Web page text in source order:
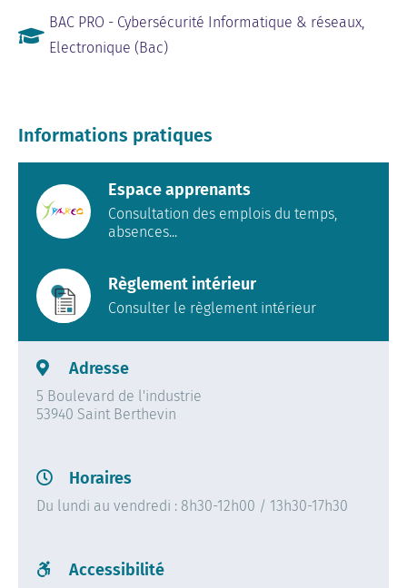
BAC PRO - Cybersécurité Informatique & réseaux,
Electronique (Bac)
Informations pratiques
Espace apprenants
Consultation des emplois du temps,
absences...
Règlement intérieur
Consulter le règlement intérieur
Adresse
5 Boulevard de l'industrie
53940 Saint Berthevin
Horaires
Du lundi au vendredi : 8h30-12h00 / 13h30-17h30
Accessibilité